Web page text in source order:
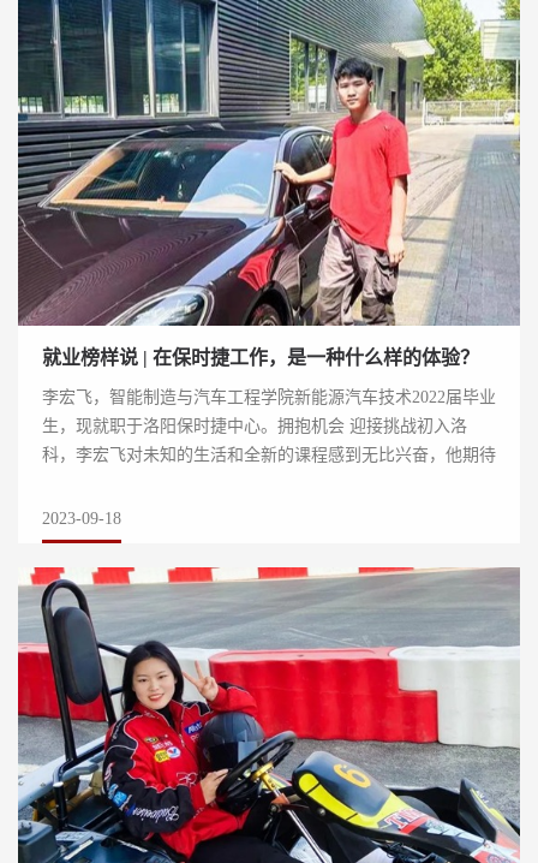
就业榜样说 | 在保时捷工作，是一种什么样的体验？
李宏飞，智能制造与汽车工程学院新能源汽车技术2022届毕业
生，现就职于洛阳保时捷中心。拥抱机会 迎接挑战初入洛
科，李宏飞对未知的生活和全新的课程感到无比兴奋，他期待
2023-09-18